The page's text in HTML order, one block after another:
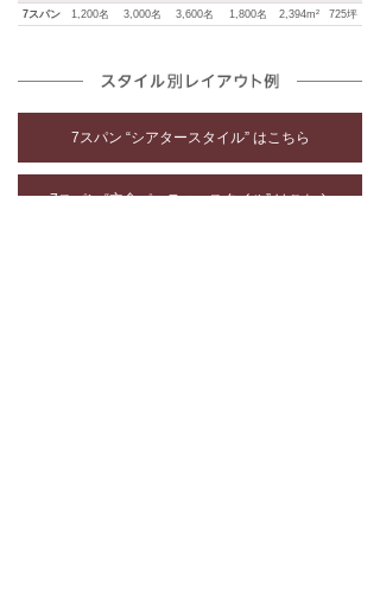
7スパン
1,200名 3,000名 3,600名 1,800名 2,394m² 725坪
7スパン “シアタースタイル” はこちら
7スパン “立食パーティースタイル” はこちら